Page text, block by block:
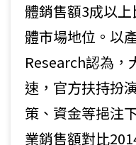
體銷售額3成以
體市場地位。以
Research認為，
速，官方扶持扮
策、資金等挹注
業銷售額對比